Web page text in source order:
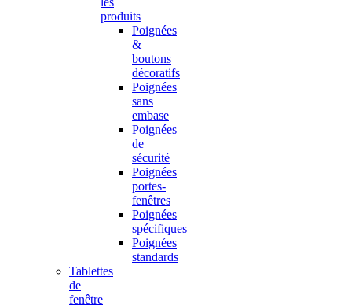
produits
Poignées
&
boutons
décoratifs
Poignées
sans
embase
Poignées
de
sécurité
Poignées
portes-
fenêtres
Poignées
spécifiques
Poignées
standards
Tablettes
de
fenêtre